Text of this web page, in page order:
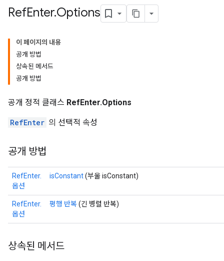
RefEnter.Options
이 페이지의 내용
공개 방법
상속된 메서드
공개 방법
공개 정적 클래스 RefEnter.Options
RefEnter 의 선택적 속성
공개 방법
RefEnter.
옵션
isConstant(부울 isConstant)
RefEnter.
옵션
평행 반복(긴 병렬 반복)
상속된 메서드